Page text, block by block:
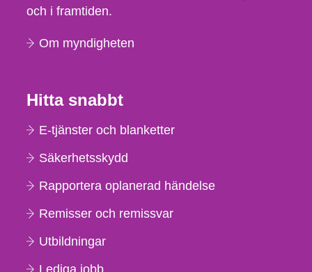
och i framtiden.
Om myndigheten
Hitta snabbt
E-tjänster och blanketter
Säkerhetsskydd
Rapportera oplanerad händelse
Remisser och remissvar
Utbildningar
Lediga jobb